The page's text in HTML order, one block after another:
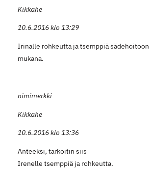
Kikkahe
10.6.2016 klo 13:29
Irinalle rohkeutta ja tsemppiä
mukana.
nimimerkki
Kikkahe
10.6.2016 klo 13:36
Anteeksi, tarkoitin siis
Irenelle tsemppiä ja rohkeutta.